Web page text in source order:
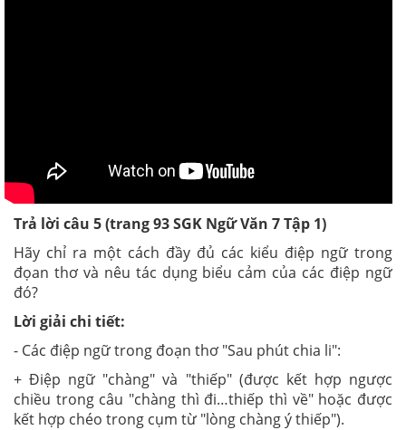
Trả lời câu 5 (trang 93SGK Ngữ Văn 7 Tập 1)
Hãy chỉ ra một cách đầy đủ các kiểu điệp ngữ trong
đọan thơ và nêu tác dụng biểu cảm của các điệp ngữ
đó?
Lời giải chi tiết:
- Các điệp ngữ trong đoạn thơ "Sau phút chia li":
+ Điệp ngữ "chàng" và "thiếp" (được kết hợp ngược
chiều trong câu "chàng thì đi…thiếp thì về" hoặc được
kết hợp chéo trong cụm từ "lòng chàng ý thiếp").